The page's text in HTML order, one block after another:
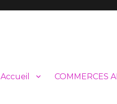
Accueil COMMERCES